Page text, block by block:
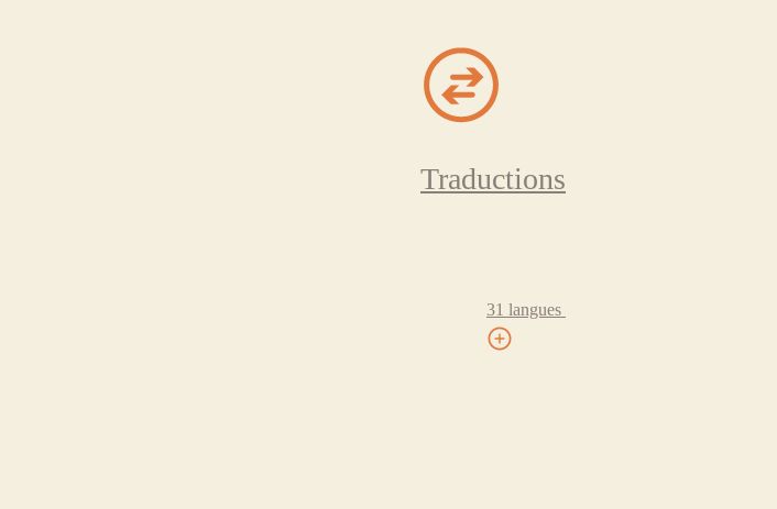
Traductions
31 langues